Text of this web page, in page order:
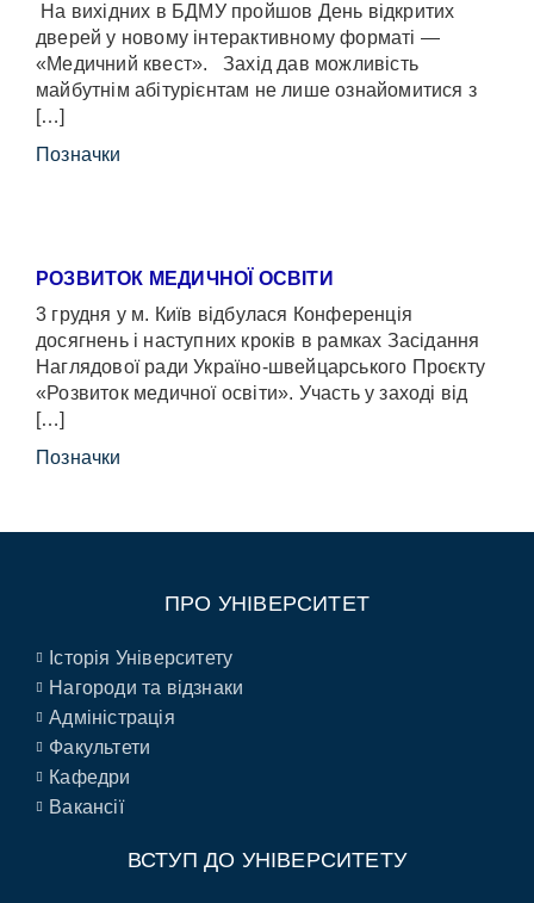
На вихідних в БДМУ пройшов День відкритих
дверей у новому інтерактивному форматі —
«Медичний квест». Захід дав можливість
майбутнім абітурієнтам не лише ознайомитися з
[…]
Позначки
РОЗВИТОК МЕДИЧНОЇ ОСВІТИ
3 грудня у м. Київ відбулася Конференція
досягнень і наступних кроків в рамках Засідання
Наглядової ради Україно-швейцарського Проєкту
«Розвиток медичної освіти». Участь у заході від
[…]
Позначки
ПРО УНІВЕРСИТЕТ
Історія Університету
Нагороди та відзнаки
Адміністрація
Факультети
Кафедри
Вакансії
ВСТУП ДО УНІВЕРСИТЕТУ